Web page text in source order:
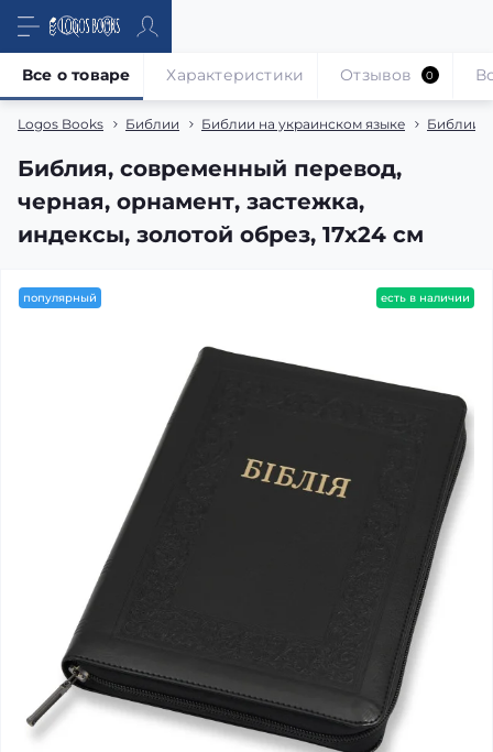
Logos Books Библии Библии на украинском языке Библии
Библия, современный перевод,
черная, орнамент, застежка,
индексы, золотой обрез, 17x24 см
Все о товаре Характеристики Отзывов 0
популярный есть в наличии